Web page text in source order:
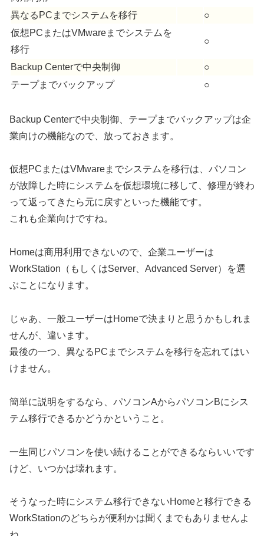
異なるPCまでシステムを移行
○
仮想PCまたはVMwareまでシステムを
移行
○
Backup Centerで中央制御
○
テープまでバックアップ
○
Backup Centerで中央制御、テープまでバックアップは企
業向けの機能なので、放っておきます。
仮想PCまたはVMwareまでシステムを移行は、パソコン
が故障した時にシステムを仮想環境に移して、修理が終わ
って返ってきたら元に戻すといった機能です。
これも企業向けですね。
Homeは商用利用できないので、企業ユーザーは
WorkStation（もしくはServer、Advanced Server）を選
ぶことになります。
じゃあ、一般ユーザーはHomeで決まりと思うかもしれま
せんが、違います。
最後の一つ、 異なるPCまでシステムを移行を忘れてはい
けません。
簡単に説明をするなら、パソコンAからパソコンBにシス
テム移行できるかどうかということ。
一生同じパソコンを使い続けることができるならいいです
けど、いつかは壊れます。
そうなった時にシステム移行できないHomeと移行できる
WorkStationのどちらが便利かは聞くまでもありませんよ